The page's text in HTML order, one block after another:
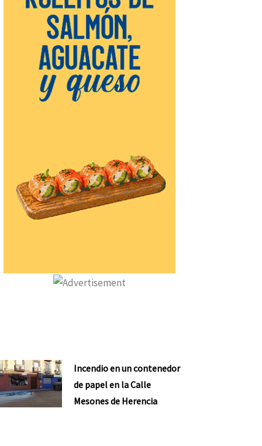
Incendio en un contenedor
de papel en la Calle
Mesones de Herencia